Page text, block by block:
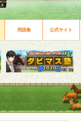
用語集 公式サイト